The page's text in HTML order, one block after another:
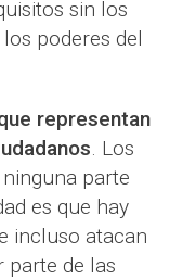
sin los
poderes del
representan
. Los
parte
es que hay
incluso atacan
parte de las